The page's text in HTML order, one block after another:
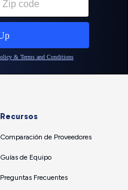
Recursos
Comparación de Proveedores
Guías de Equipo
Preguntas Frecuentes